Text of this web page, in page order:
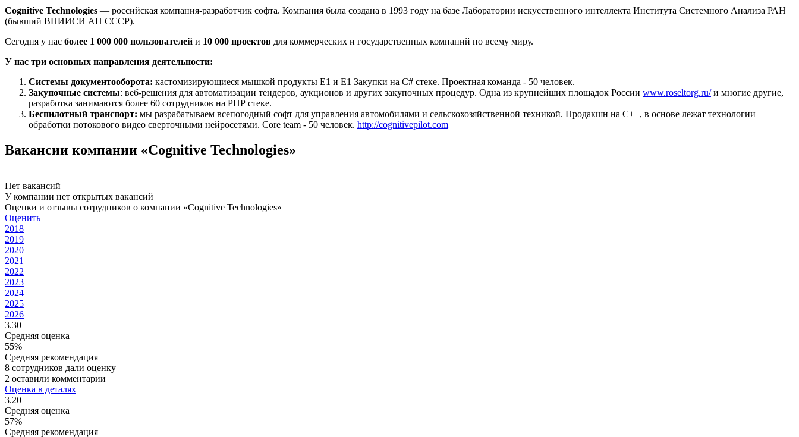
Cognitive Technologies — российская компания-разработчик софта. Компания была создана в 1993 году на базе Лаборатории искусственного интеллекта Института Системного Анализа РАН
(бывший ВНИИСИ АН СССР).
Сегодня у нас более 1 000 000 пользователей и 10 000 проектов для коммерческих и государственных компаний по всему миру.
У нас три основных направления деятельности:
Системы документооборота: кастомизирующиеся мышкой продукты Е1 и Е1 Закупки на С# стеке. Проектная команда - 50 человек.
Закупочные системы: веб-решения для автоматизации тендеров, аукционов и других закупочных процедур. Одна из крупнейших площадок России www.roseltorg.ru/и многие другие,
разработка занимаются более 60 сотрудников на PHP стеке.
Беспилотный транспорт: мы разрабатываем всепогодный софт для управления автомобилями и сельскохозяйственной техникой. Продакшн на C++, в основе лежат технологии
обработки потокового видео сверточными нейросетями. Core team - 50 человек. http://cognitivepilot.com
Вакансии компании «Cognitive Technologies»
Нет вакансий
У компании нет открытых вакансий
Оценки и отзывы сотрудников о компании «Cognitive Technologies»
Оценить
2018
2019
2020
2021
2022
2023
2024
2025
2026
3.30
Средняя оценка
55%
Средняя рекомендация
8 сотрудников дали оценку
2 оставили комментарии
Оценка в деталях
3.20
Средняя оценка
57%
Средняя рекомендация